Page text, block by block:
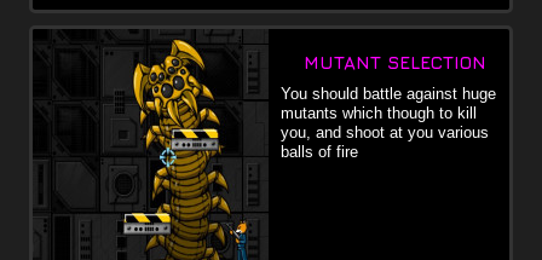
MUTANT SELECTION
You should battle against huge
mutants which though to kill
you, and shoot at you various
balls of fire